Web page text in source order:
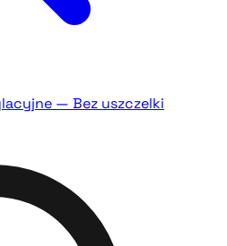
— Bez uszczelki